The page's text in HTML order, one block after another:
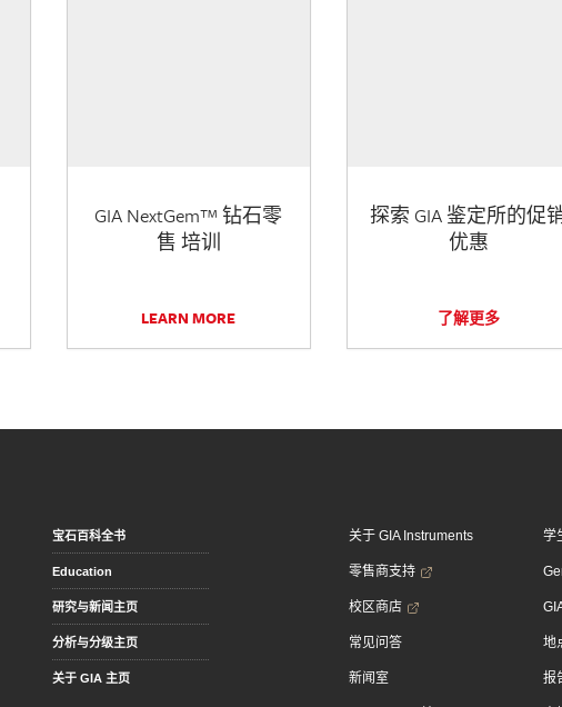
GIA NextGem™ 钻石零
售 培训
LEARN MORE
探索 GIA 鉴定所的促
优惠
了解更多
宝石百科全书
Education
研究与新闻主页
分析与分级主页
关于 GIA 主页
关于 GIA Instruments
零售商支持
校区商店
常见问答
新闻室
学
地
报